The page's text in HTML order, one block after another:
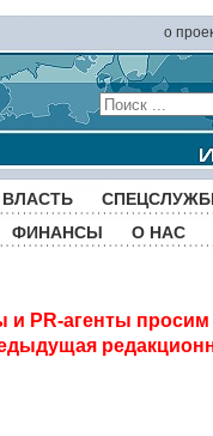
о
ВЛАСТЬ
ФИНАНСЫ О НАС
PR-агенты